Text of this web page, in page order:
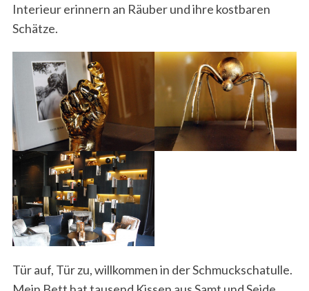
Interieur erinnern an Räuber und ihre kostbaren
Schätze.
Tür auf, Tür zu, willkommen in der Schmuckschatulle.